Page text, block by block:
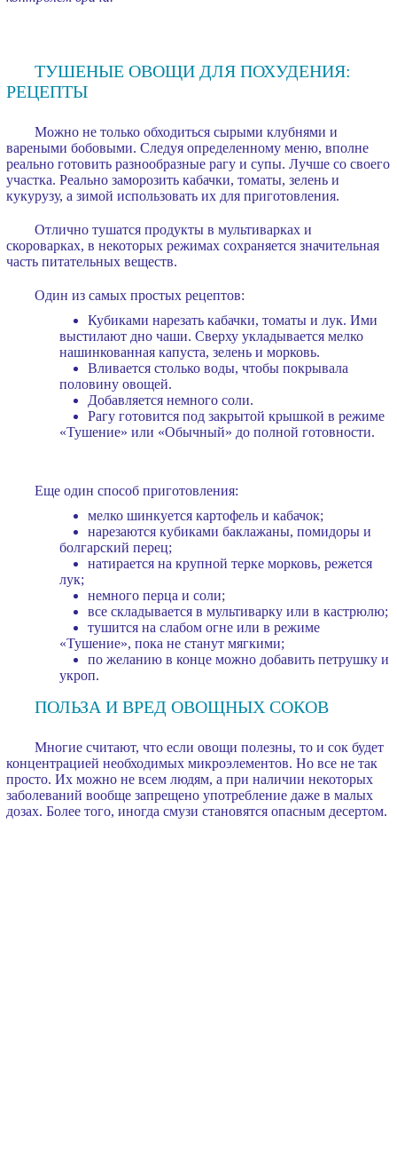
ТУШЕНЫЕ ОВОЩИ ДЛЯ ПОХУДЕНИЯ:
РЕЦЕПТЫ
Можно не только обходиться сырыми клубнями и
вареными бобовыми. Следуя определенному меню, вполне
реально готовить разнообразные рагу и супы. Лучше со своего
участка. Реально заморозить кабачки, томаты, зелень и
кукурузу, а зимой использовать их для приготовления.
Отлично тушатся продукты в мультиварках и
скороварках, в некоторых режимах сохраняется значительная
часть питательных веществ.
Один из самых простых рецептов:
Кубиками нарезать кабачки, томаты и лук. Ими
выстилают дно чаши. Сверху укладывается мелко
нашинкованная капуста, зелень и морковь.
Вливается столько воды, чтобы покрывала
половину овощей.
Добавляется немного соли.
Рагу готовится под закрытой крышкой в режиме
«Тушение» или «Обычный» до полной готовности.
Еще один способ приготовления:
мелко шинкуется картофель и кабачок;
нарезаются кубиками баклажаны, помидоры и
болгарский перец;
натирается на крупной терке морковь, режется
лук;
немного перца и соли;
все складывается в мультиварку или в кастрюлю;
тушится на слабом огне или в режиме
«Тушение», пока не станут мягкими;
по желанию в конце можно добавить петрушку и
укроп.
ПОЛЬЗА И ВРЕД ОВОЩНЫХ СОКОВ
Многие считают, что если овощи полезны, то и сок будет
концентрацией необходимых микроэлементов. Но все не так
просто. Их можно не всем людям, а при наличии некоторых
заболеваний вообще запрещено употребление даже в малых
дозах. Более того, иногда смузи становятся опасным десертом.